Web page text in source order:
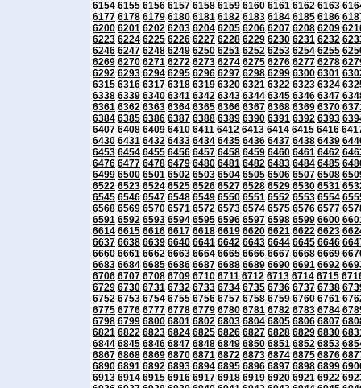
6154 6155 6156 6157 6158 6159 6160 6161 6162 6163
6177 6178 6179 6180 6181 6182 6183 6184 6185 6186
6200 6201 6202 6203 6204 6205 6206 6207 6208 6209
6223 6224 6225 6226 6227 6228 6229 6230 6231 6232
6246 6247 6248 6249 6250 6251 6252 6253 6254 6255
6269 6270 6271 6272 6273 6274 6275 6276 6277 6278
6292 6293 6294 6295 6296 6297 6298 6299 6300 6301
6315 6316 6317 6318 6319 6320 6321 6322 6323 6324
6338 6339 6340 6341 6342 6343 6344 6345 6346 6347
6361 6362 6363 6364 6365 6366 6367 6368 6369 6370
6384 6385 6386 6387 6388 6389 6390 6391 6392 6393
6407 6408 6409 6410 6411 6412 6413 6414 6415 6416
6430 6431 6432 6433 6434 6435 6436 6437 6438 6439
6453 6454 6455 6456 6457 6458 6459 6460 6461 6462
6476 6477 6478 6479 6480 6481 6482 6483 6484 6485
6499 6500 6501 6502 6503 6504 6505 6506 6507 6508
6522 6523 6524 6525 6526 6527 6528 6529 6530 6531
6545 6546 6547 6548 6549 6550 6551 6552 6553 6554
6568 6569 6570 6571 6572 6573 6574 6575 6576 6577
6591 6592 6593 6594 6595 6596 6597 6598 6599 6600
6614 6615 6616 6617 6618 6619 6620 6621 6622 6623
6637 6638 6639 6640 6641 6642 6643 6644 6645 6646
6660 6661 6662 6663 6664 6665 6666 6667 6668 6669
6683 6684 6685 6686 6687 6688 6689 6690 6691 6692
6706 6707 6708 6709 6710 6711 6712 6713 6714 6715
6729 6730 6731 6732 6733 6734 6735 6736 6737 6738
6752 6753 6754 6755 6756 6757 6758 6759 6760 6761
6775 6776 6777 6778 6779 6780 6781 6782 6783 6784
6798 6799 6800 6801 6802 6803 6804 6805 6806 6807
6821 6822 6823 6824 6825 6826 6827 6828 6829 6830
6844 6845 6846 6847 6848 6849 6850 6851 6852 6853
6867 6868 6869 6870 6871 6872 6873 6874 6875 6876
6890 6891 6892 6893 6894 6895 6896 6897 6898 6899
6913 6914 6915 6916 6917 6918 6919 6920 6921 6922